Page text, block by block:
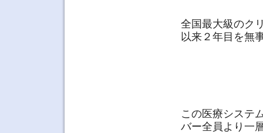
全国最大級のク
以来２年目を無
この医療システ
バー全員より一